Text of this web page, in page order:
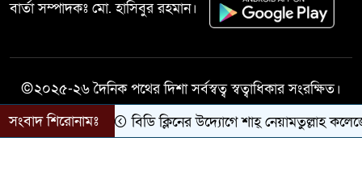
বার্তা সম্পাদকঃ মো. হাসিবুর রহমান।
©২০২৫-২৬ দৈনিক পথের দিশা সর্বস্বত্ব স্বত্বাধিকার সংরক্ষিত।
সকল কারিগরী সহযোগিতায়ঃSuccess Life IT
সংবাদ শিরোনামঃ বিডি ক্লিনের উদ্যোগে শাহ্ নেয়ামতুল্লাহ কলেজে